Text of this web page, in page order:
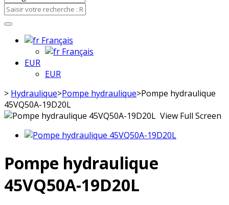
Français
Français
EUR
EUR
> Hydraulique>Pompe hydraulique>Pompe hydraulique
45VQ50A-19D20L
View Full Screen
Pompe hydraulique
45VQ50A-19D20L